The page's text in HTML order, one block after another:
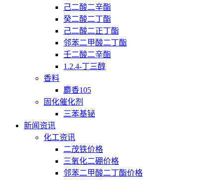
己二酸二辛酯
癸二酸二丁酯
己二酸二正丁酯
邻苯二甲酸二丁酯
壬二酸二辛酯
1.2.4-丁三醇
香料
麝香105
固化催化剂
三苯基铋
新闻资讯
化工资讯
二茂铁价格
三氧化二硼价格
邻苯二甲酸二丁酯价格